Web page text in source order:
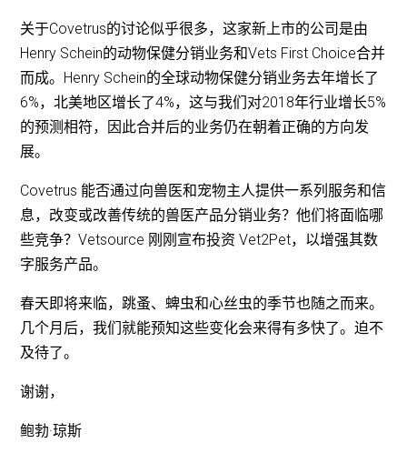
关于Covetrus的讨论似乎很多，这家新上市的公司是由
Henry Schein的动物保健分销业务和Vets First Choice合并
而成。Henry Schein的全球动物保健分销业务去年增长了
6%，北美地区增长了4%，这与我们对2018年行业增长5%
的预测相符，因此合并后的业务仍在朝着正确的方向发
展。
Covetrus 能否通过向兽医和宠物主人提供一系列服务和信
息，改变或改善传统的兽医产品分销业务？他们将面临哪
些竞争？Vetsource 刚刚宣布投资 Vet2Pet，以增强其数
字服务产品。
春天即将来临，跳蚤、蜱虫和心丝虫的季节也随之而来。
几个月后，我们就能预知这些变化会来得有多快了。迫不
及待了。
谢谢，
鲍勃·琼斯